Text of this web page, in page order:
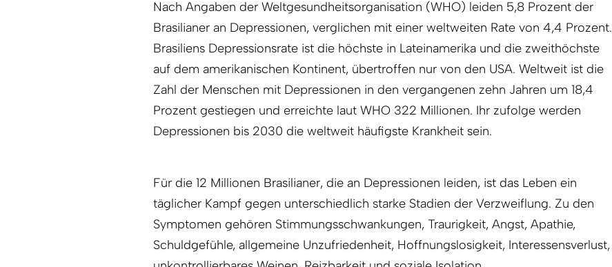
Nach Angaben der Weltgesundheitsorganisation (WHO) leiden 5,8 Prozent der
Brasilianer an Depressionen, verglichen mit einer weltweiten Rate von 4,4 Prozent.
Brasiliens Depressionsrate ist die höchste in Lateinamerika und die zweithöchste
auf dem amerikanischen Kontinent, übertroffen nur von den USA. Weltweit ist die
Zahl der Menschen mit Depressionen in den vergangenen zehn Jahren um 18,4
Prozent gestiegen und erreichte laut WHO 322 Millionen. Ihr zufolge werden
Depressionen bis 2030 die weltweit häufigste Krankheit sein.
Für die 12 Millionen Brasilianer, die an Depressionen leiden, ist das Leben ein
täglicher Kampf gegen unterschiedlich starke Stadien der Verzweiflung. Zu den
Symptomen gehören Stimmungsschwankungen, Traurigkeit, Angst, Apathie,
Schuldgefühle, allgemeine Unzufriedenheit, Hoffnungslosigkeit, Interessensverlust,